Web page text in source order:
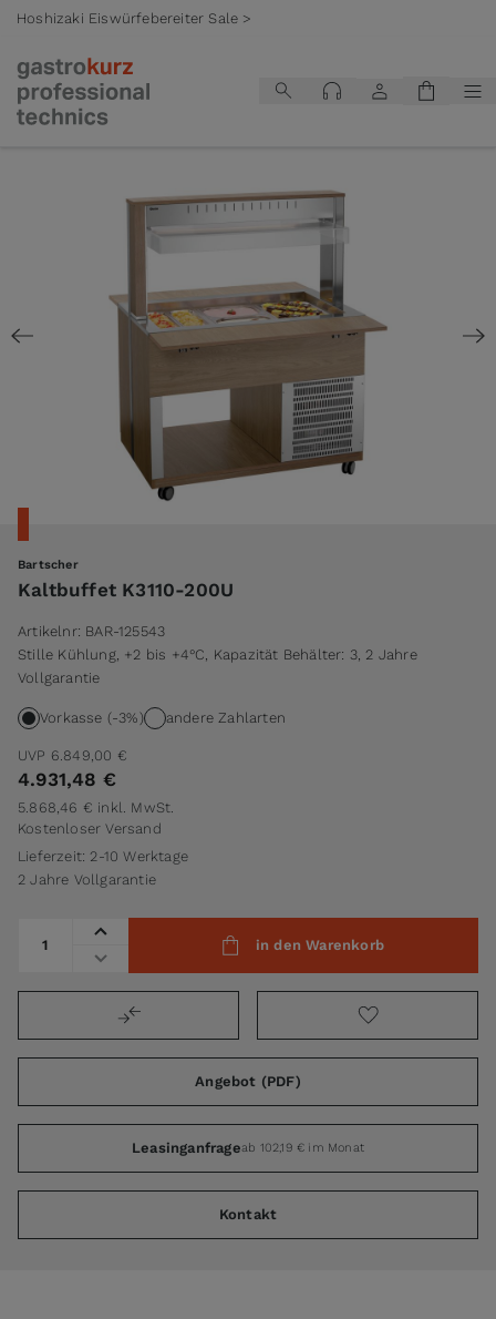
Hoshizaki Eiswürfebereiter Sale >
Bartscher
Kaltbuffet K3110-200U
Artikelnr: BAR-125543
Stille Kühlung, +2 bis +4°C, Kapazität Behälter: 3, 2 Jahre
Vollgarantie
Vorkasse (-3%) andere Zahlarten
UVP 6.849,00 €
4.931,48 €
5.868,46 € inkl. MwSt.
Kostenloser Versand
Lieferzeit: 2-10 Werktage
2 Jahre Vollgarantie
in den Warenkorb
Angebot (PDF)
Leasinganfrageab 102,19 € im Monat
Kontakt